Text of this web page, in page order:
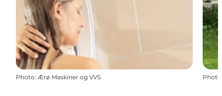
Photo: Ærø Maskiner og VVS Photo